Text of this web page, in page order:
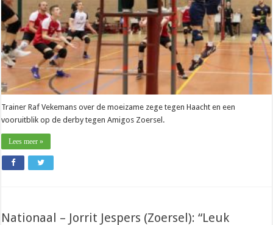
subtop”
Trainer Raf Vekemans over de moeizame zege tegen Haacht en een
vooruitblik op de derby tegen Amigos Zoersel.
Lees meer »
Nationaal – Jorrit Jespers (Zoersel): “Leuk